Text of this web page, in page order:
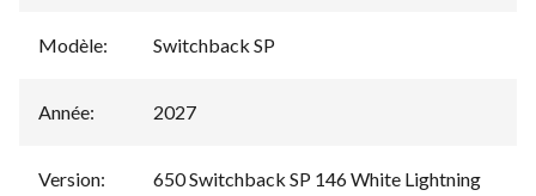
Modèle: Switchback SP
Année: 2027
Version: 650 Switchback SP 146 White Lightning